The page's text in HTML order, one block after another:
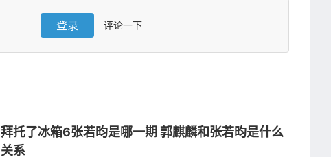
登录 评论一下
拜托了冰箱6张若昀是哪一期 郭麒麟和张若昀是什么
关系